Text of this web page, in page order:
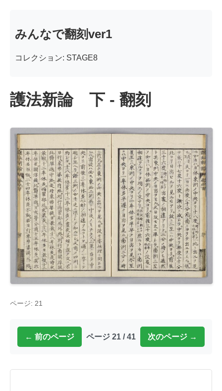
みんなで翻刻ver1
コレクション: STAGE8
護法新論 下 - 翻刻
ページ: 21
← 前のページ ページ 21 / 41 次のページ →